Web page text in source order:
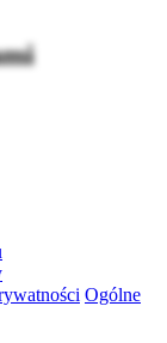
Ogólne